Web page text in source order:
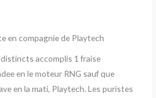
en compagnie de Playtech
accomplis 1 fraise
en le moteur RNG sauf que
en la mati, Playtech. Les puristes